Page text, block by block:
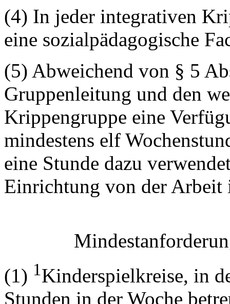
(4) In jeder integrativen
eine sozialpädagogische
(5) Abweichend von § 5
Gruppenleitung und den
Krippengruppe eine
mindestens elf
eine Stunde dazu
Einrichtung von der Arbeit
(1) 1Kinderspielkreise, in
Stunden in der Woche